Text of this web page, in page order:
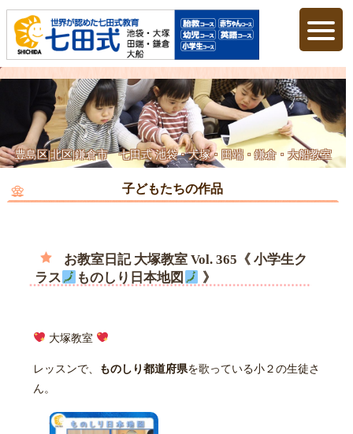
豊島区|北区|鎌倉市 七田式 池袋・大塚・田端・鎌倉・大船教室
子どもたちの作品
お教室日記 大塚教室 Vol. 365《 小学生ク
ラス
ものしり日本地図 》
大塚教室
レッスンで、 ものしり都道府県を歌っている小２の生徒さ
ん。